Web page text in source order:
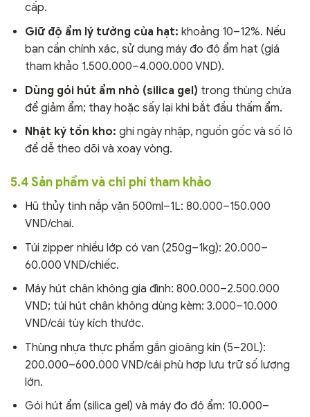
cấp.
Giữ độ ẩm lý tưởng của hạt: khoảng 10–12%. Nếu
bạn cần chính xác, sử dụng máy đo độ ẩm hạt (giá
tham khảo 1.500.000–4.000.000 VND).
Dùng gói hút ẩm nhỏ (silica gel) trong thùng chứa
để giảm ẩm; thay hoặc sấy lại khi bắt đầu thấm ẩm.
Nhật ký tồn kho: ghi ngày nhập, nguồn gốc và số lô
để dễ theo dõi và xoay vòng.
5.4 Sản phẩm và chi phí tham khảo
Hũ thủy tinh nắp vặn 500ml–1L: 80.000–150.000
VND/chai.
Túi zipper nhiều lớp có van (250g–1kg): 20.000–
60.000 VND/chiếc.
Máy hút chân không gia đình: 800.000–2.500.000
VND; túi hút chân không dùng kèm: 3.000–10.000
VND/cái tùy kích thước.
Thùng nhựa thực phẩm gắn gioăng kín (5–20L):
200.000–600.000 VND/cái phù hợp lưu trữ số lượng
lớn.
Gói hút ẩm (silica gel) và máy đo độ ẩm: 10.000–